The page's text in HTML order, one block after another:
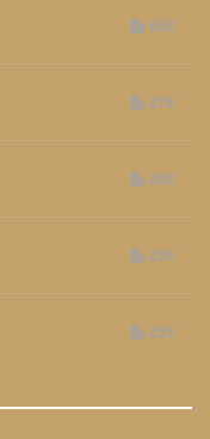
658
276
268
236
235